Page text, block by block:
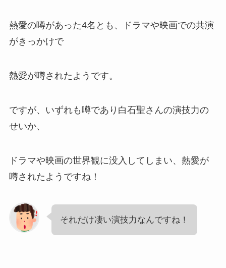
熱愛の噂があった4名とも、ドラマや映画での共演
がきっかけで
熱愛が噂されたようです。
ですが、いずれも噂であり白石聖さんの演技力の
せいか、
ドラマや映画の世界観に没入してしまい、熱愛が
噂されたようですね！
それだけ凄い演技力なんですね！